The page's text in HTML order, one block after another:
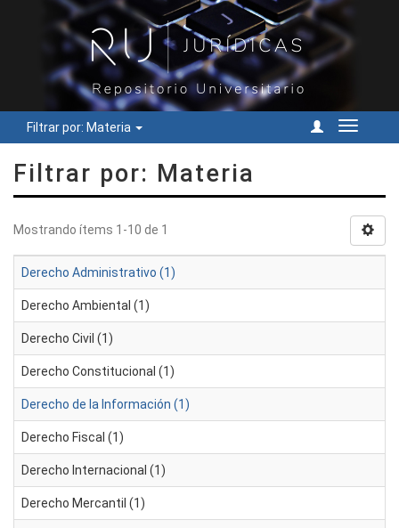
Filtrar por: Materia
Cambiar
Filtrar por: Materia
Mostrando ítems 1-10 de 1
Derecho Administrativo (1)
Derecho Ambiental (1)
Derecho Civil (1)
Derecho Constitucional (1)
Derecho de la Información (1)
Derecho Fiscal (1)
Derecho Internacional (1)
Derecho Mercantil (1)